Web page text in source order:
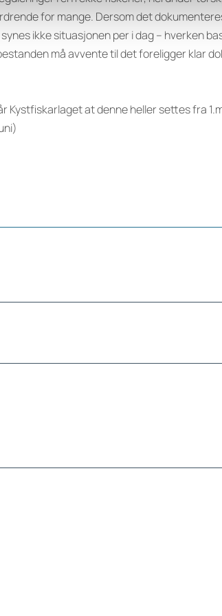
for mange. Dersom det
ikke situasjonen per i dag – hverken
må avvente til det foreligger klar
at denne heller settes fra